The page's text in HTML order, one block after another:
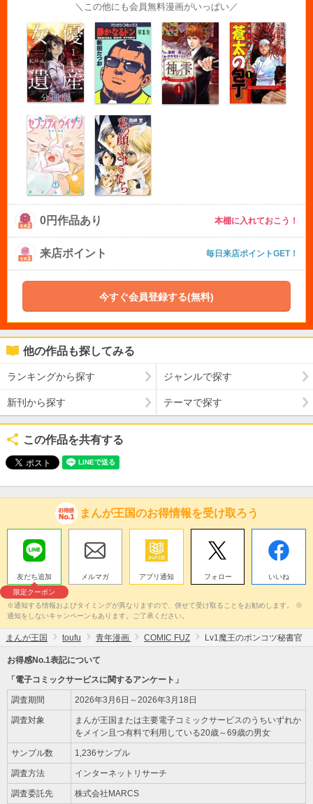
＼この他にも会員無料漫画がいっぱい／
0円作品あり 本棚に入れておこう！
来店ポイント 毎日来店ポイントGET！
今すぐ会員登録する(無料)
他の作品も探してみる
ランキングから探す ジャンルで探す
新刊から探す テーマで探す
この作品を共有する
まんが王国のお得情報を受け取ろう
友だち追加
限定クーポン
メルマガ アプリ通知 フォロー いいね
※通知する情報およびタイミングが異なりますので、併せて受け取ることをお勧めします。 ※
通知をしないキャンペーンもあります。ご了承ください。
まんが王国 toufu 青年漫画 COMIC FUZ Lv1魔王のポンコツ秘書官
お得感No.1表記について
「電子コミックサービスに関するアンケート」
調査期間 2026年3月6日～2026年3月18日
調査対象
まんが王国または主要電子コミックサービスのうちいずれか
をメイン且つ有料で利用している20歳～69歳の男女
サンプル数 1,236サンプル
調査方法 インターネットリサーチ
調査委託先 株式会社MARCS